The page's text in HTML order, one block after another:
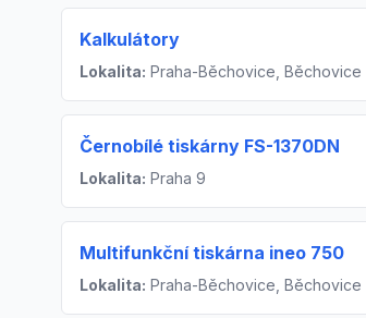
Kalkulátory
Lokalita: Praha-Běchovice, Běchovice
Černobílé tiskárny FS-1370DN
Lokalita: Praha 9
Multifunkční tiskárna ineo 750
Lokalita: Praha-Běchovice, Běchovice